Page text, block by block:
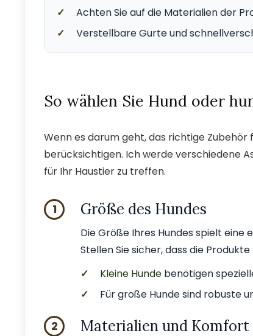
✓
Achten Sie auf die Materialien der
✓
Verstellbare Gurte und
So wählen Sie Hund oder
Wenn es darum geht, das richtige Zubehör
berücksichtigen. Ich werde verschiedene
für Ihr Haustier zu treffen.
1 Größe des Hundes
Die Größe Ihres Hundes spielt eine
Stellen Sie sicher, dass die
✓
Kleine Hunde benötigen
✓
Für große Hunde sind robuste
2 Materialien und Komfort